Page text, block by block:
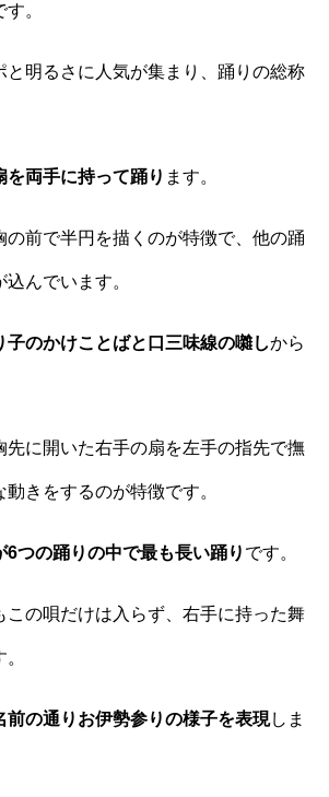
。
と明るさに人気が集まり、踊りの総称
を両手に持って踊り ます。
の前で半円を描くのが特徴で、他の踊
んでいます。
子のかけことばと口三味線の囃しから
先に開いた右手の扇を左手の指先で撫
きをするのが特徴です。
6つの踊りの中で最も長い踊り です。
この唄だけは入らず、右手に持った舞
前の通りお伊勢参りの様子を表現 しま